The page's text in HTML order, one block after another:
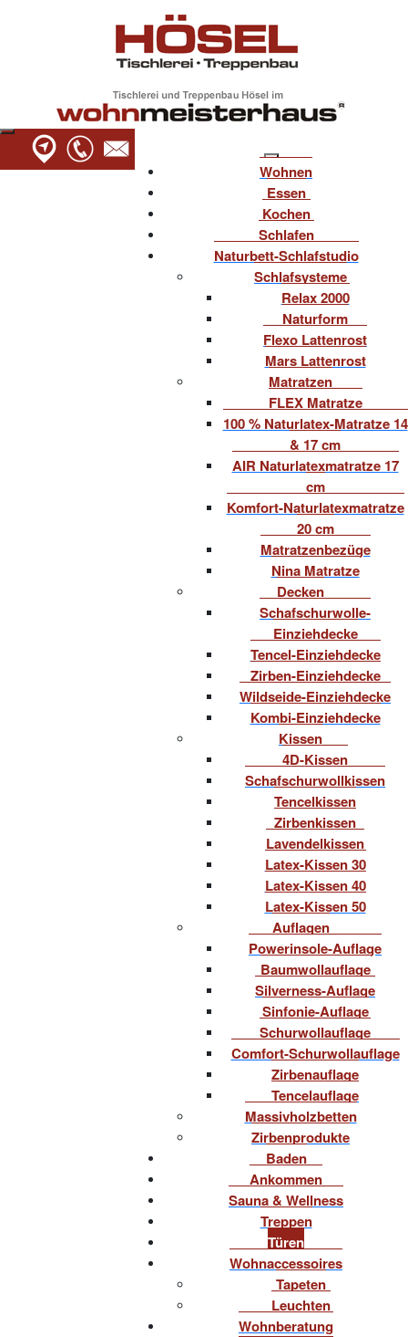
Wohnen
Essen
Kochen
Schlafen
Naturbett-Schlafstudio
Schlafsysteme
Relax 2000
Naturform
Flexo Lattenrost
Mars Lattenrost
Matratzen
FLEX Matratze
100 % Naturlatex-Matratze 14
& 17 cm
AIR Naturlatexmatratze 17
cm
Komfort-Naturlatexmatratze
20 cm
Matratzenbezüge
Nina Matratze
Decken
Schafschurwolle-
Einziehdecke
Tencel-Einziehdecke
Zirben-Einziehdecke
Wildseide-Einziehdecke
Kombi-Einziehdecke
Kissen
4D-Kissen
Schafschurwollkissen
Tencelkissen
Zirbenkissen
Lavendelkissen
Latex-Kissen 30
Latex-Kissen 40
Latex-Kissen 50
Auflagen
Powerinsole-Auflage
Baumwollauflage
Silverness-Auflage
Sinfonie-Auflage
Schurwollauflage
Comfort-Schurwollauflage
Zirbenauflage
Tencelauflage
Massivholzbetten
Zirbenprodukte
Baden
Ankommen
Sauna & Wellness
Treppen
Türen
Wohnaccessoires
Tapeten
Leuchten
Wohnberatung